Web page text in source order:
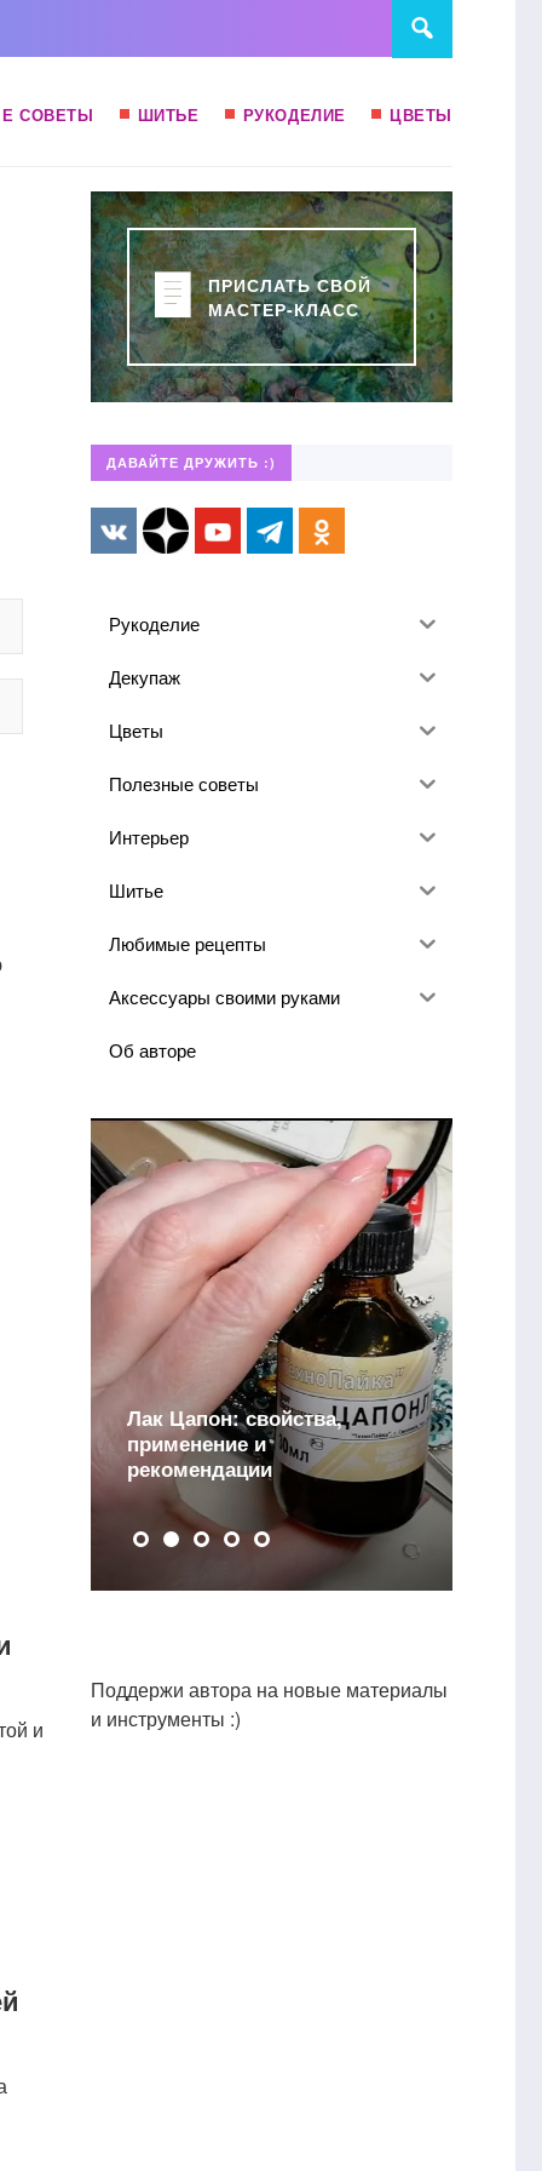
СОВЕТЫ ШИТЬЕ РУКОДЕЛИЕ ЦВЕТЫ
и
ПРИСЛАТЬ СВОЙ
МАСТЕР-КЛАСС
ДАВАЙТЕ ДРУЖИТЬ :)
Рукоделие
Декупаж
Цветы
Полезные советы
Интерьер
Шитье
Любимые рецепты
Аксессуары своими руками
Об авторе
Лак Цапон: свойства,
применение и
рекомендации
Поддержи автора на новые материалы
и инструменты :)